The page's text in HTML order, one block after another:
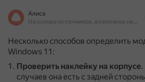
Алиса
На основе источников, возможны неточности
Несколько способов определить
Windows 11:
Проверить наклейку на корпусе.
случаев она есть с задней